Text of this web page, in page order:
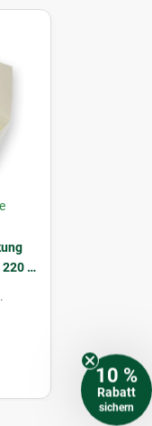
220 x
10 %
Rabatt
sichern